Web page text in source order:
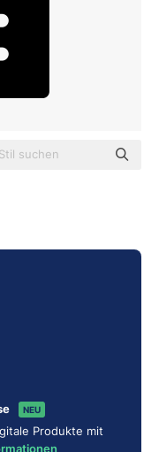
NEU
Produkte mit